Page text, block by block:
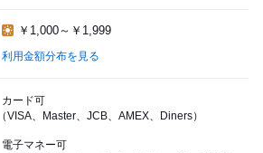
￥1,000～￥1,999
利用金額分布を見る
カード可
（VISA、Master、JCB、AMEX、Diners）
電子マネー可